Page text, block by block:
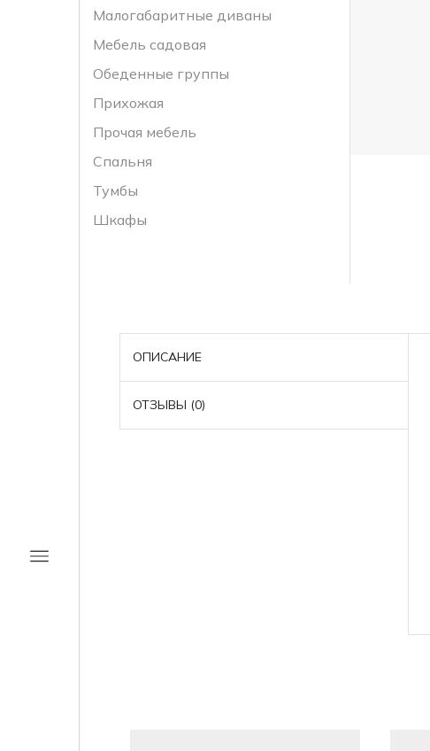
Малогабаритные диваны
Мебель садовая
Обеденные группы
Прихожая
Прочая мебель
Спальня
Тумбы
Шкафы
ОПИСАНИЕ
ОТЗЫВЫ (0)